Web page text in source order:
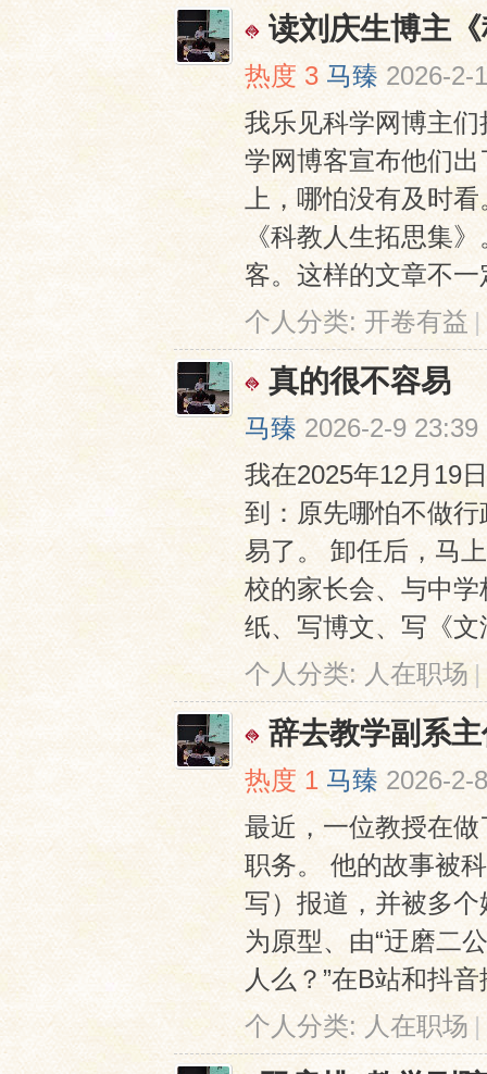
读刘庆生博主
热度 3 马臻 2026-2-
我乐见科学网博主
学网博客宣布他们
上，哪怕没有及时
《科教人生拓思集
客。这样的文章不一
个人分类: 开卷有益 |
真的很不容易
马臻 2026-2-9 23:39
我在2025年12月19
到：原先哪怕不做行
易了。 卸任后，马
校的家长会、与中
纸、写博文、写《
个人分类: 人在职场 |
辞去教学副系
热度1 马臻 2026-2-
最近，一位教授在
职务。 他的故事被
写）报道，并被多
为原型、由“迂磨二
人么？”在B站和抖
个人分类: 人在职场 |